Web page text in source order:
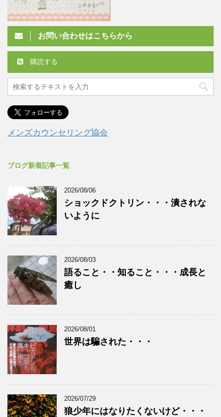
お問い合わせはこちらから
購読する
メンズカウンセリング協会
ブログ新着記事一覧
2026/08/06
ショックドクトリン・・・潰されな
いように
2026/08/03
語ること・・知ること・・・成長と
癒し
2026/08/01
世界は騙された・・・
2026/07/29
狼少年にはなりたくないけど・・・